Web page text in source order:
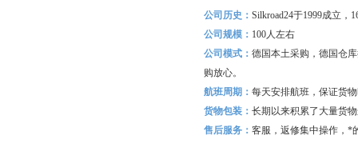
公司历史： Silkroad24于1999成立，
公司规模： 100人左右
公司模式： 德国本土采购，德国仓
购放心。
航班周期： 每天安排航班，保证货
货物包装： 长期以来积累了大量货
售后服务： 客服，返修集中操作，*